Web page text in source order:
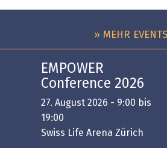
» MEHR EVENTS
EMPOWER
Conference 2026
27. August 2026 - 9:00 bis
19:00
Swiss Life Arena Zürich